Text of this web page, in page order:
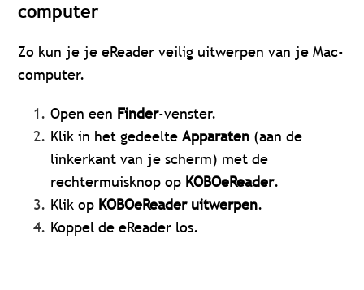
computer
Zo kun je je eReader veilig uitwerpen van je Mac-
computer.
Open een Finder-venster.
Klik in het gedeelteApparaten (aan de
linkerkant van je scherm) met de
rechtermuisknop op KOBOeReader.
Klik op KOBOeReader uitwerpen.
Koppel de eReader los.